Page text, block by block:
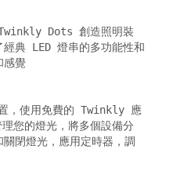
Dots 創造照明裝
經典 LED 燈串的多功能性和
感覺
，使用免費的 Twinkly 應
您的燈光，將多個設備分
閉燈光，應用定時器，調